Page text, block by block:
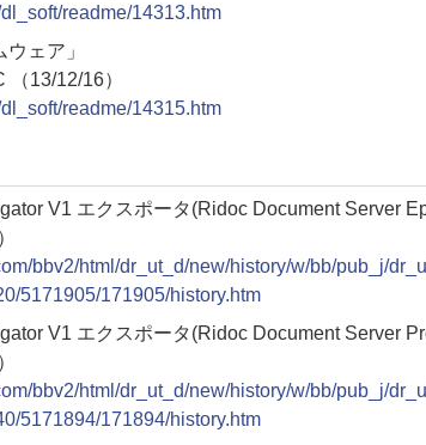
readme/14313.htm
ェア」
13/12/16）
readme/14315.htm
V1 エクスポータ(Ridoc Document Server Ep
bbv2/html/dr_ut_d/new/history/w/bb/pub_j/
5171905/171905/history.htm
V1 エクスポータ(Ridoc Document Server
bbv2/html/dr_ut_d/new/history/w/bb/pub_j/
5171894/171894/history.htm